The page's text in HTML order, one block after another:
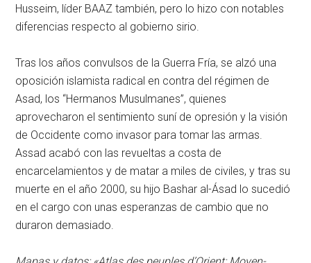
Husseim, líder BAAZ también, pero lo hizo con notables
diferencias respecto al gobierno sirio.
Tras los años convulsos de la Guerra Fría, se alzó una
oposición islamista radical en contra del régimen de
Asad, los “Hermanos Musulmanes”, quienes
aprovecharon el sentimiento suní de opresión y la visión
de Occidente como invasor para tomar las armas.
Assad acabó con las revueltas a costa de
encarcelamientos y de matar a miles de civiles, y tras su
muerte en el año 2000, su hijo Bashar al-Ásad lo sucedió
en el cargo con unas esperanzas de cambio que no
duraron demasiado.